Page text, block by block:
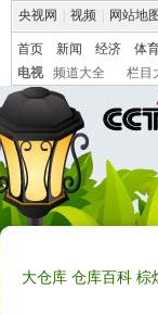
央视网 视频 网站地图
首页 新闻 经济 体
电视
频道大全 栏目
大仓库 仓库百科 棕